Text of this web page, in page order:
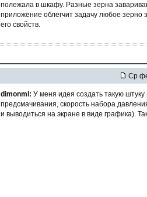
полежала в шкафу. Разные зерна
приложение облегчит задачу любое зерно
его свойств.
Ср
dimonml: У меня идея создать такую
предсмачивания, скорость набора
и выводиться на экране в виде графика).